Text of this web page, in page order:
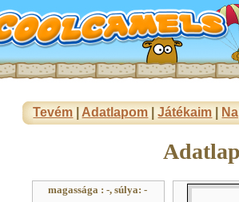
Tevém Adatlapom |Játékaim
magassága : -, súlya: -